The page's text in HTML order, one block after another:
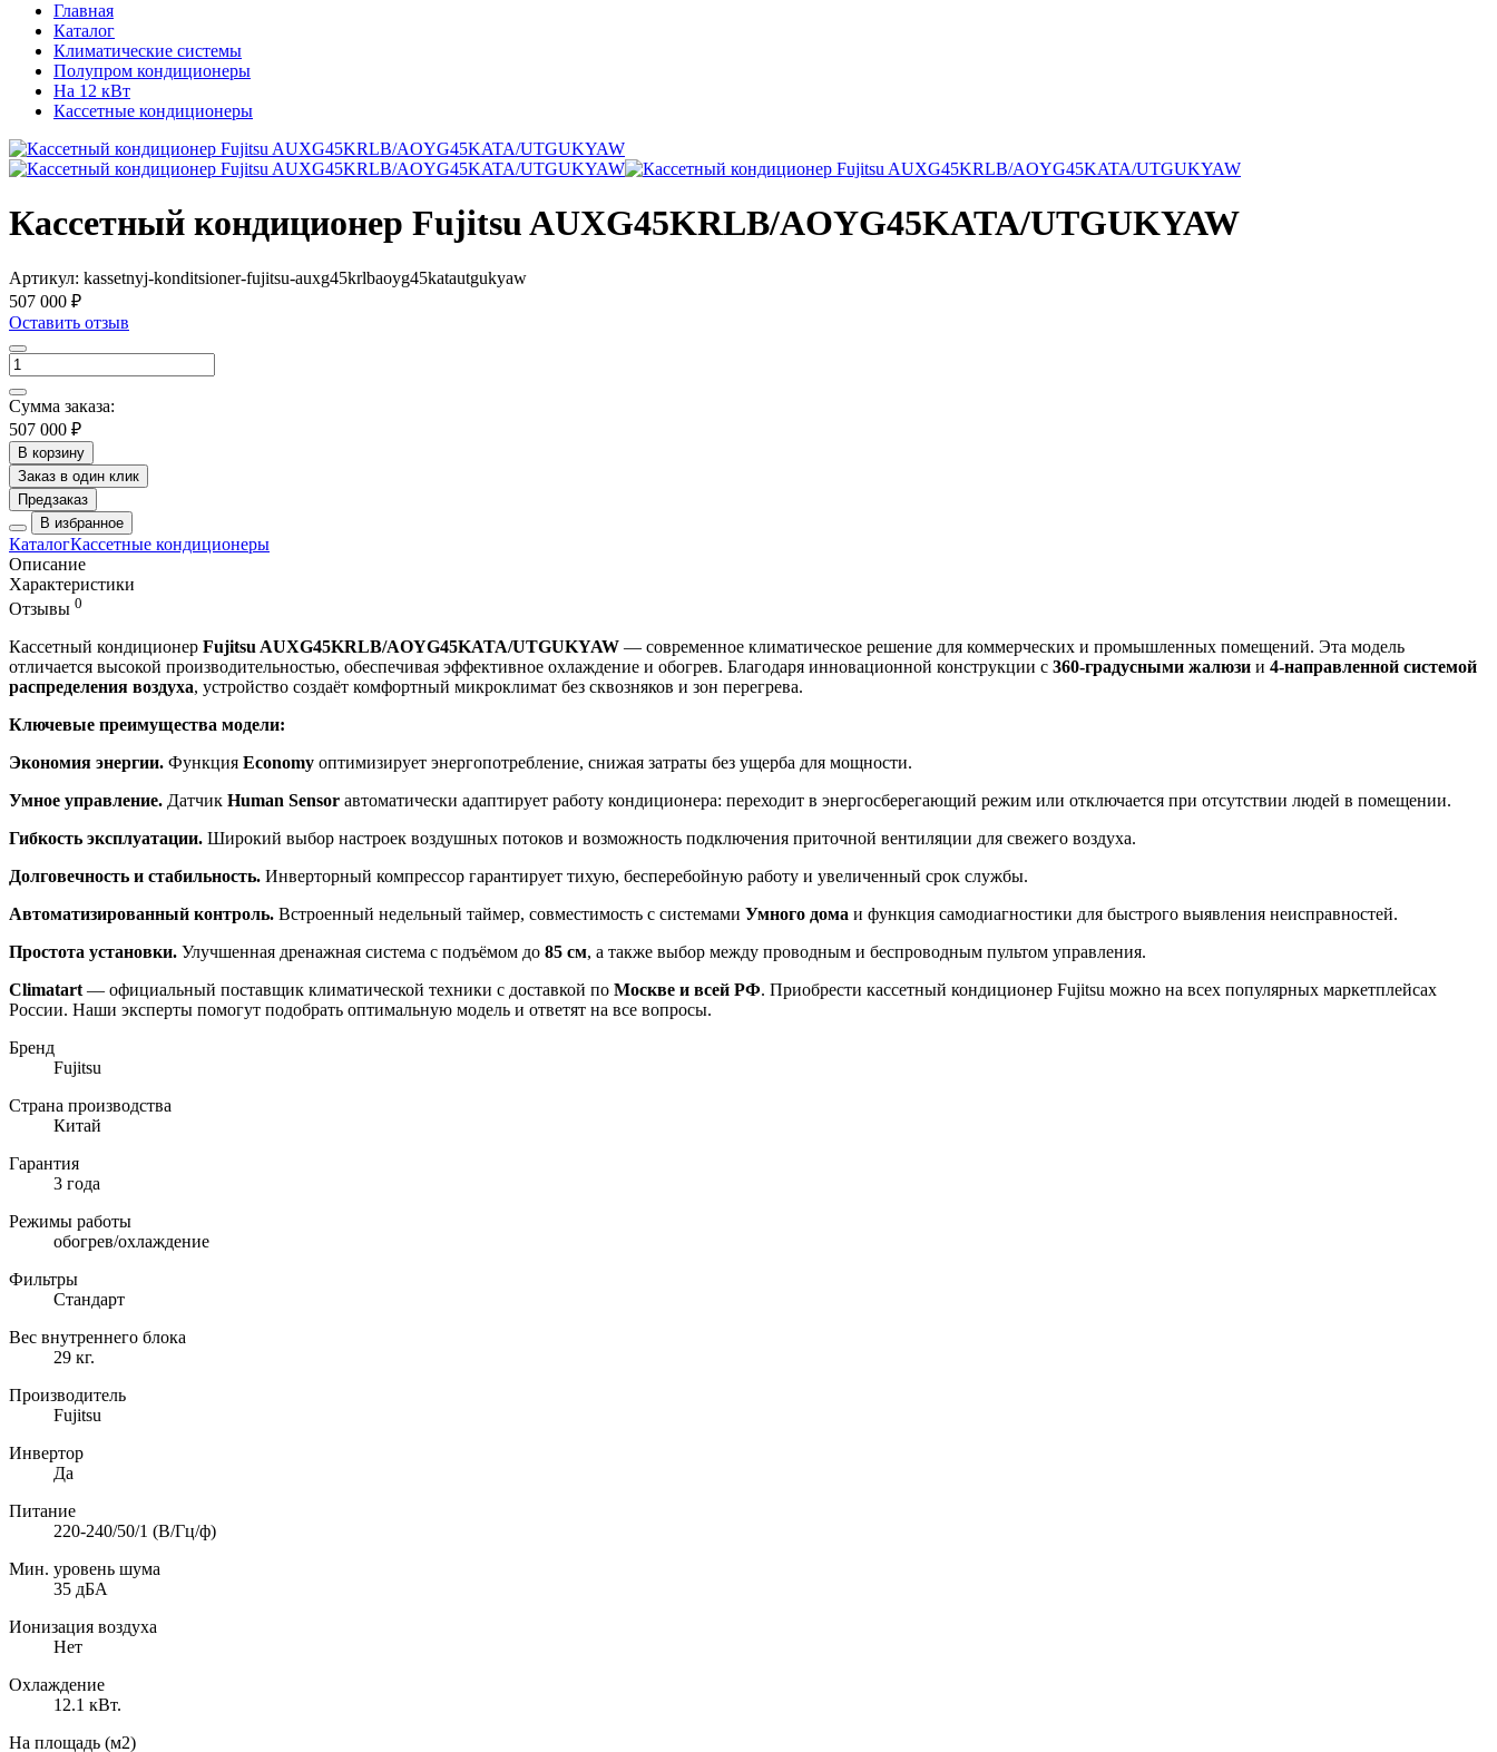
Главная
Каталог
Климатические системы
Полупром кондиционеры
На 12 кВт
Кассетные кондиционеры
Кассетный кондиционер Fujitsu AUXG45KRLB/AOYG45KATA/UTGUKYAW
Артикул: kassetnyj-konditsioner-fujitsu-auxg45krlbaoyg45katautgukyaw
507 000 ₽
Оставить отзыв
Сумма заказа:
507 000 ₽
В корзину
Заказ в один клик
Предзаказ
В избранное
КаталогКассетные кондиционеры
Описание
Характеристики
Отзывы 0
Кассетный кондиционер Fujitsu AUXG45KRLB/AOYG45KATA/UTGUKYAW — современное климатическое решение для коммерческих и промышленных помещений. Эта модель
отличается высокой производительностью, обеспечивая эффективное охлаждение и обогрев. Благодаря инновационной конструкции с 360-градусными жалюзи и 4-направленной системой
распределения воздуха, устройство создаёт комфортный микроклимат без сквозняков и зон перегрева.
Ключевые преимущества модели:
Экономия энергии. Функция Economy оптимизирует энергопотребление, снижая затраты без ущерба для мощности.
Умное управление. Датчик Human Sensor автоматически адаптирует работу кондиционера: переходит в энергосберегающий режим или отключается при отсутствии людей в помещении.
Гибкость эксплуатации. Широкий выбор настроек воздушных потоков и возможность подключения приточной вентиляции для свежего воздуха.
Долговечность и стабильность. Инверторный компрессор гарантирует тихую, бесперебойную работу и увеличенный срок службы.
Автоматизированный контроль. Встроенный недельный таймер, совместимость с системами Умного дома и функция самодиагностики для быстрого выявления неисправностей.
Простота установки. Улучшенная дренажная система с подъёмом до 85 см, а также выбор между проводным и беспроводным пультом управления.
Climatart — официальный поставщик климатической техники с доставкой по Москве и всей РФ. Приобрести кассетный кондиционер Fujitsu можно на всех популярных маркетплейсах
России. Наши эксперты помогут подобрать оптимальную модель и ответят на все вопросы.
Бренд
Fujitsu
Страна производства
Китай
Гарантия
3 года
Режимы работы
обогрев/охлаждение
Фильтры
Cтандарт
Вес внутреннего блока
29 кг.
Производитель
Fujitsu
Инвертор
Да
Питание
220-240/50/1 (В/Гц/ф)
Мин. уровень шума
35 дБА
Ионизация воздуха
Нет
Охлаждение
12.1 кВт.
На площадь (м2)